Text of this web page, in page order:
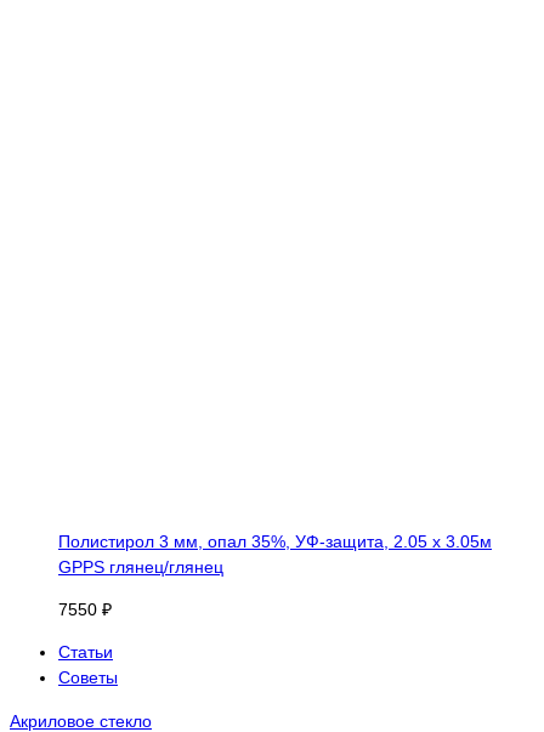
Полистирол 3 мм, опал 35%, УФ-защита, 2.05 х 3.05м
GPPS глянец/глянец
7550 ₽
Статьи
Советы
Акриловое стекло